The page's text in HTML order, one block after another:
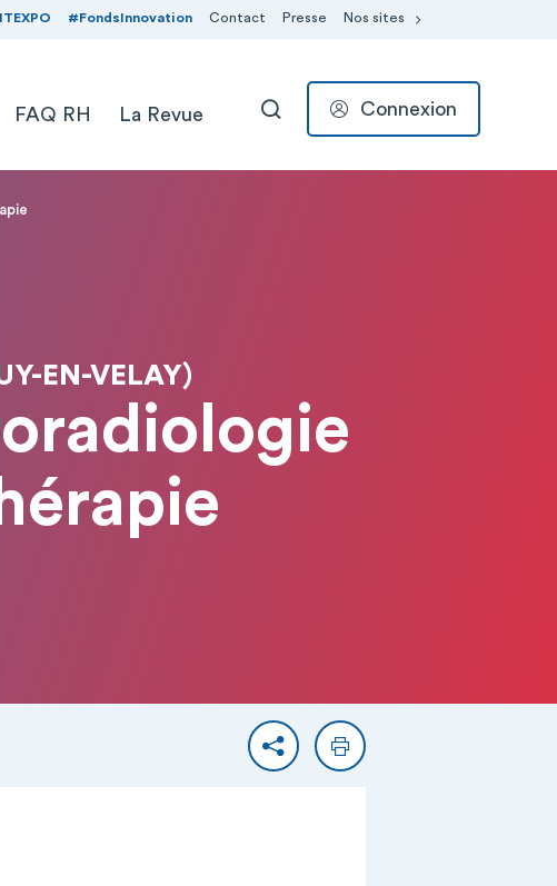
#FondsInnovation Contact Presse Nos sites
FAQ RH La Revue RECHERCHER
Connexion
EN-VELAY)
PartagerImprimer